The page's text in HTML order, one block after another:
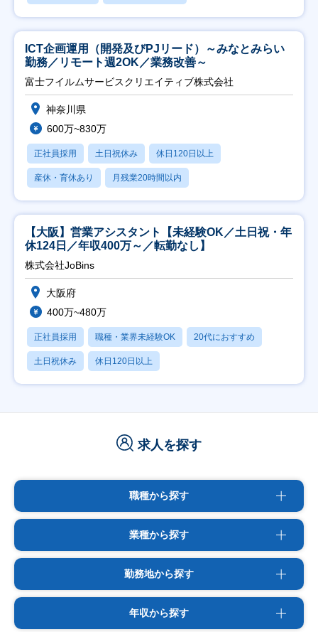
ICT企画運用（開発及びPJリード）～みなとみらい
勤務／リモート週2OK／業務改善～
富士フイルムサービスクリエイティブ株式会社
神奈川県
600万~830万
正社員採用 土日祝休み 休日120日以上
産休・育休あり 月残業20時間以内
【大阪】営業アシスタント【未経験OK／土日祝・年
休124日／年収400万～／転勤なし】
株式会社JoBins
大阪府
400万~480万
正社員採用 職種・業界未経験OK 20代におすすめ
土日祝休み 休日120日以上
求人を探す
職種から探す
業種から探す
勤務地から探す
年収から探す